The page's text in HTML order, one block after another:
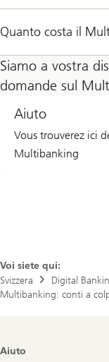
Quanto costa il
Siamo a vostra
domande sul
Aiuto
Vous trouverez ici
Multibanking
Voi siete qui:
Svizzera
Digital
Multibanking: conti a
Footer
Aiuto